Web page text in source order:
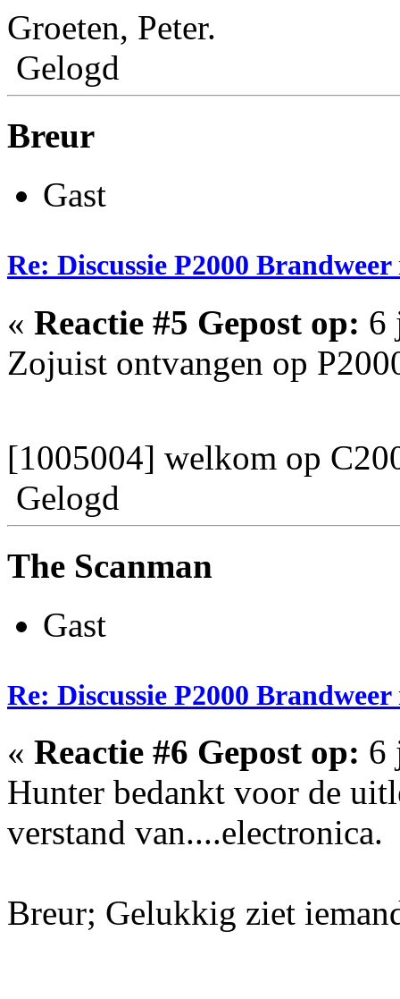
Groeten, Peter.
Gelogd
Breur
Gast
Re: Discussie P2000
« Reactie #5 Gepost op: 6
Zojuist ontvangen op
[1005004] welkom op
Gelogd
The Scanman
Gast
Re: Discussie P2000
« Reactie #6 Gepost op: 6
Hunter bedankt voor de
verstand van....electronica.
Breur; Gelukkig ziet